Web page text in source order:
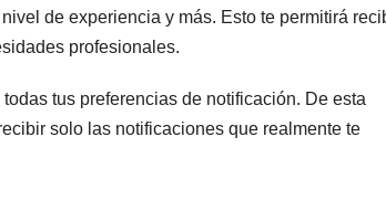
de experiencia y más. Esto te permitirá
profesionales.
tus preferencias de notificación. De esta
solo las notificaciones que realmente te